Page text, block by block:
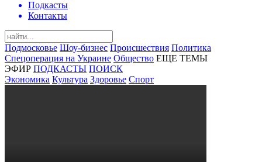
Подкасты
Контакты
Подмосковье Шоу-бизнес Происшествия Политика
Спецоперация на Украине Общество ЕЩЕ ТЕМЫ
ЭФИР ПОДКАСТЫ ПОИСК
Экономика Культура Здоровье Спорт